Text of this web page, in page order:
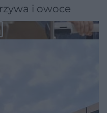
i owoce